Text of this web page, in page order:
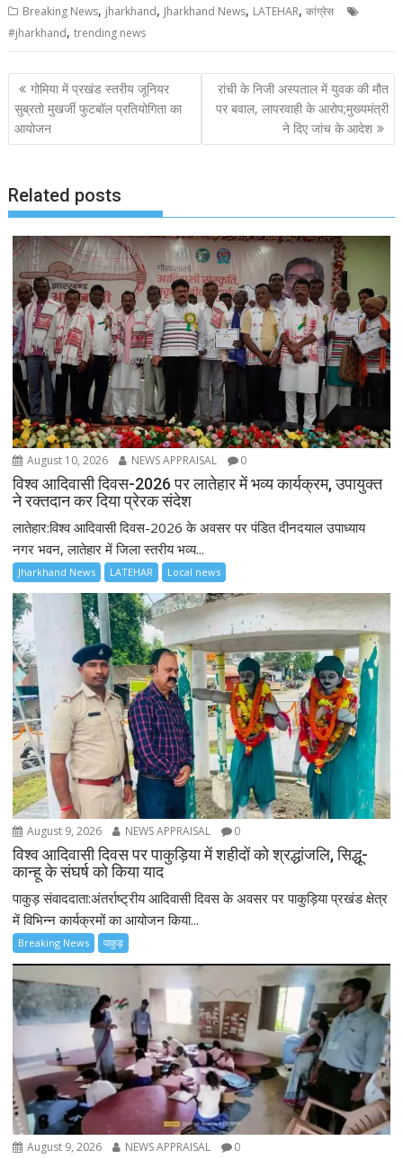
Breaking News, jharkhand, Jharkhand News, LATEHAR,कांग्रेस
#jharkhand,trending news
Post
navigation
गोमिया में प्रखंड स्तरीय जूनियर
सुब्रतो मुखर्जी फुटबॉल प्रतियोगिता का
आयोजन
रांची के निजी अस्पताल में युवक की मौत
पर बवाल, लापरवाही के आरोप;मुख्यमंत्री
ने दिए जांच के आदेश
Related posts
August 10, 2026 NEWS APPRAISAL 0
विश्व आदिवासी दिवस-2026 पर लातेहार में भव्य कार्यक्रम, उपायुक्त
ने रक्तदान कर दिया प्रेरक संदेश
लातेहार:विश्व आदिवासी दिवस-2026 के अवसर पर पंडित दीनदयाल उपाध्याय
नगर भवन, लातेहार में जिला स्तरीय भव्य...
Jharkhand News LATEHAR Local news
August 9, 2026 NEWS APPRAISAL 0
विश्व आदिवासी दिवस पर पाकुड़िया में शहीदों को श्रद्धांजलि, सिद्धू-
कान्हू के संघर्ष को किया याद
पाकुड़ संवाददाता:अंतर्राष्ट्रीय आदिवासी दिवस के अवसर पर पाकुड़िया प्रखंड क्षेत्र
में विभिन्न कार्यक्रमों का आयोजन किया...
Breaking News पाकुड़
August 9, 2026 NEWS APPRAISAL 0